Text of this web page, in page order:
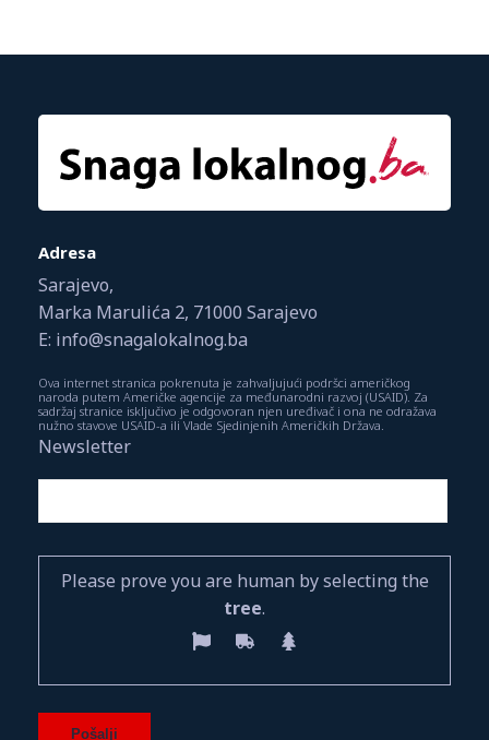
Adresa
Sarajevo,
Marka Marulića 2, 71000 Sarajevo
E: info@snagalokalnog.ba
Ova internet stranica pokrenuta je zahvaljujući podršci američkog
naroda putem Američke agencije za međunarodni razvoj (USAID). Za
sadržaj stranice isključivo je odgovoran njen uređivač i ona ne odražava
nužno stavove USAID-a ili Vlade Sjedinjenih Američkih Država.
Newsletter
Please prove you are human by selecting the
tree.